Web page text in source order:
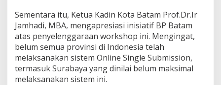
i
Sementara itu, Ketua Kadin Kota Batam Prof.Dr.Ir
Jamhadi, MBA, mengapresiasi inisiatif BP Batam
atas penyelenggaraan workshop ini. Mengingat,
belum semua provinsi di Indonesia telah
melaksanakan sistem Online Single Submission,
termasuk Surabaya yang dinilai belum maksimal
melaksanakan sistem ini.